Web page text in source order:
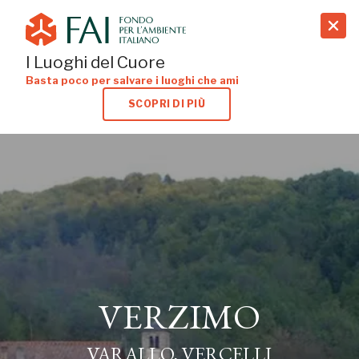
search
I Luoghi del Cuore
Basta poco per salvare i luoghi che ami
SCOPRI DI PIÙ
VERZIMO
VERZIMO
VARALLO, VERCELLI